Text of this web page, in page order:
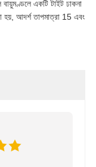
একটি টাইট ঢাকনা
হয়, আদর্শ তাপমাত্রা 15 এবং